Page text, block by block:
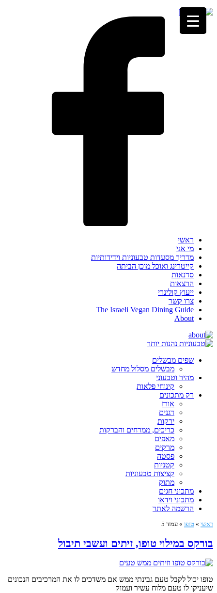
ראשי
מי אני
מדריך מסעדות טבעוניות וידידותיות
קייטרינג ואוכל מוכן הביתה
סדנאות
הרצאות
ייעוץ קולינרי
צרו קשר
The Israeli Vegan Dining Guide
About
שפים מבשלים
מבשלים מסלול מחדש
מהיר וטבעוני
קינוחי פלאות
רק מתכונים
אורז
דגנים
ירקות
כריכים, ממרחים והברקות
מאפים
מרקים
פסטה
קטניות
קציצות טבעוניות
מתוק
מתכוני חגים
מתכוני וידאו
הרשמה לאתר
ראשי » טופו » עמוד 5
בורקס במילוי טופו, זיתים ועשבי תיבול
טופו יכול לקבל טעם גבינתי ממש אם משדכים לו את המרכיבים הנכונים
שיעניקו לו טעם מלוח עשיר ועמוק